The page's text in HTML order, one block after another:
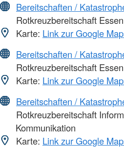
Bereitschaften /
Rotkreuzbereitschaft
Karte: Link zur Google
Bereitschaften /
Rotkreuzbereitschaft
Karte: Link zur Google
Bereitschaften /
Rotkreuzbereitschaft
Kommunikation
Karte: Link zur Google